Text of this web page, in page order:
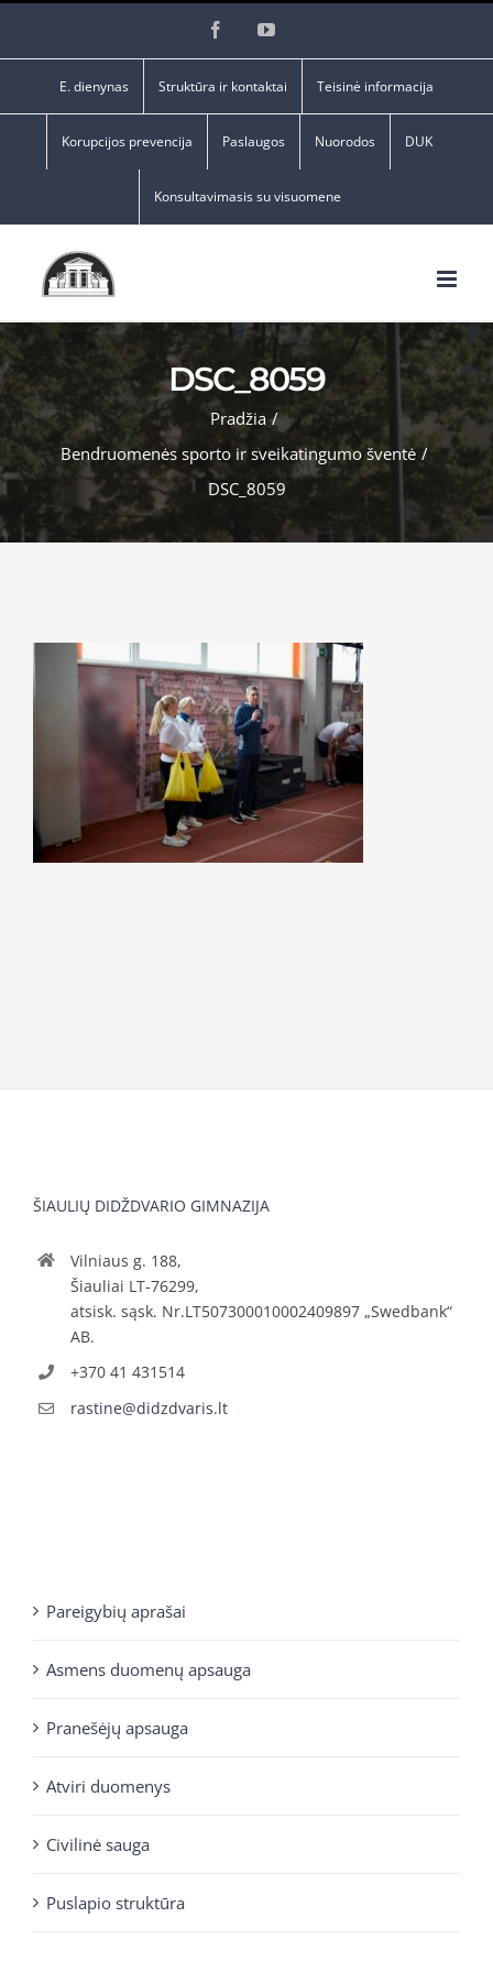
FacebookYouTube
E. dienynas Struktūra ir kontaktai Teisinė informacija
Korupcijos prevencija Paslaugos Nuorodos DUK
Konsultavimasis su visuomene
DSC_8059
Pradžia /
Bendruomenės sporto ir sveikatingumo šventė /
DSC_8059
ŠIAULIŲ DIDŽDVARIO GIMNAZIJA
Vilniaus g. 188,
Šiauliai LT-76299,
atsisk. sąsk. Nr.LT507300010002409897 „Swedbank“
AB.
+370 41 431514
rastine@didzdvaris.lt
Pareigybių aprašai
Asmens duomenų apsauga
Pranešėjų apsauga
Atviri duomenys
Civilinė sauga
Puslapio struktūra